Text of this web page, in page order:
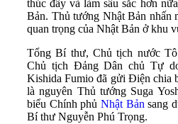
thúc đẩy và làm sâu sắc hơn
Bản. Thủ tướng Nhật Bản nhấn
quan trọng của Nhật Bản ở khu
Tổng Bí thư, Chủ tịch nước
Chủ tịch Đảng Dân chủ Tự
Kishida Fumio đã gửi Điện chia
là nguyên Thủ tướng Suga
biểu Chính phủ Nhật Bản sang
Bí thư Nguyễn Phú Trọng.